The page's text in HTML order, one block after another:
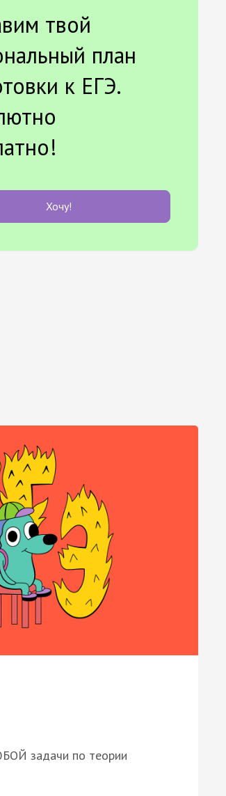
твой
план
к ЕГЭ.
Хочу!
задачи по теории